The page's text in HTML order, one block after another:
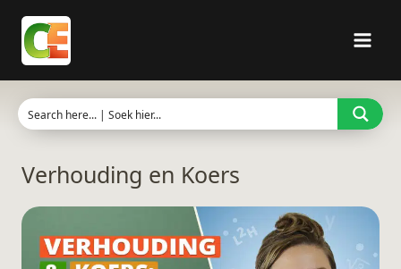
Skip
content
Verhouding en Koers